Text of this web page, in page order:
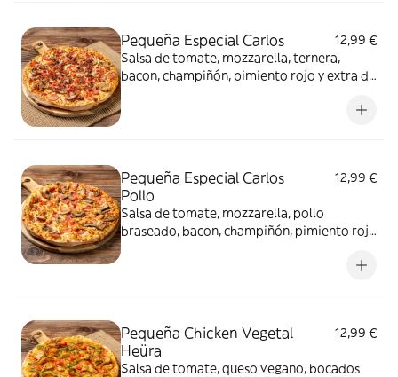
Pequeña Especial Carlos
12,99 €
Salsa de tomate, mozzarella, ternera,
bacon, champiñón, pimiento rojo y extra de
Pequeña Especial Carlos
Pollo
12,99 €
Salsa de tomate, mozzarella, pollo
braseado, bacon, champiñón, pimiento rojo
Pequeña Chicken Vegetal
Heüra
12,99 €
Salsa de tomate, queso vegano, bocados